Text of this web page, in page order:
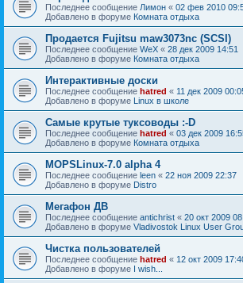
Последнее сообщение Лимон « 02 фев 2010
Добавлено в форуме Комната отдыха
Продается Fujitsu maw3073nc (SCSI)
Последнее сообщение WeX « 28 дек 2009 14:51
Добавлено в форуме Комната отдыха
Интерактивные доски
Последнее сообщение hatred « 11 дек 2009
Добавлено в форуме Linux в школе
Самые крутые туксоводы :-D
Последнее сообщение hatred « 03 дек 2009
Добавлено в форуме Комната отдыха
MOPSLinux-7.0 alpha 4
Последнее сообщение leen « 22 ноя 2009 22:37
Добавлено в форуме Distro
Мегафон ДВ
Последнее сообщение antichrist « 20 окт 2009
Добавлено в форуме Vladivostok Linux User
Чистка пользователей
Последнее сообщение hatred « 12 окт 2009
Добавлено в форуме I wish...